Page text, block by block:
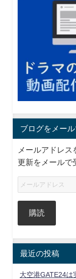
ブログをメー
メールアドレス
更新をメールで
購読
最近の投稿
大空港GATE24は